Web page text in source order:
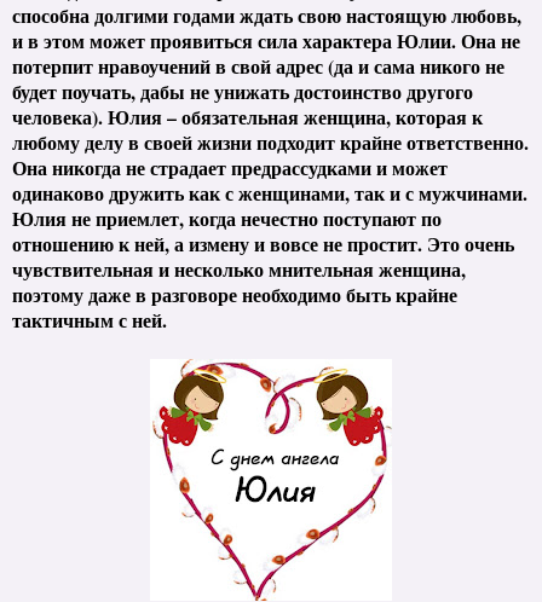
способна долгими годами ждать свою настоящую любовь,
и в этом может проявиться сила характера Юлии. Она не
потерпит нравоучений в свой адрес (да и сама никого не
будет поучать, дабы не унижать достоинство другого
человека). Юлия – обязательная женщина, которая к
любому делу в своей жизни подходит крайне ответственно.
Она никогда не страдает предрассудками и может
одинаково дружить как с женщинами, так и с мужчинами.
Юлия не приемлет, когда нечестно поступают по
отношению к ней, а измену и вовсе не простит. Это очень
чувствительная и несколько мнительная женщина,
поэтому даже в разговоре необходимо быть крайне
тактичным с ней.